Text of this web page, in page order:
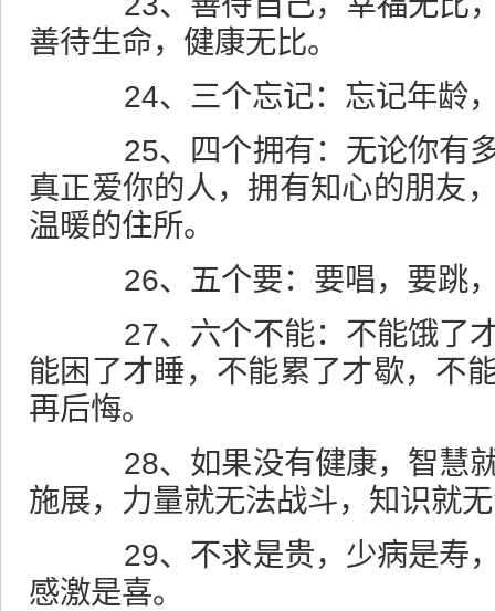
善待生命，健康无比。
24、三个忘记：忘记年龄，
25、四个拥有：无论你有多
真正爱你的人，拥有知心的朋友
温暖的住所。
26、五个要：要唱，要跳，
27、六个不能：不能饿了才
能困了才睡，不能累了才歇，不
再后悔。
28、如果没有健康，智慧就
施展，力量就无法战斗，知识就
29、不求是贵，少病是寿，
感激是喜。